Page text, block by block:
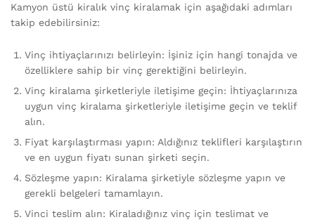
Kamyon üstü kiralık vinç kiralamak için aşağıdaki adımları
takip edebilirsiniz:
Vinç ihtiyaçlarınızı belirleyin: İşiniz için hangi tonajda ve
özelliklere sahip bir vinç gerektiğini belirleyin.
Vinç kiralama şirketleriyle iletişime geçin: İhtiyaçlarınıza
uygun vinç kiralama şirketleriyle iletişime geçin ve teklif
alın.
Fiyat karşılaştırması yapın: Aldığınız teklifleri karşılaştırın
ve en uygun fiyatı sunan şirketi seçin.
Sözleşme yapın: Kiralama şirketiyle sözleşme yapın ve
gerekli belgeleri tamamlayın.
Vinci teslim alın: Kiraladığınız vinç için teslimat ve